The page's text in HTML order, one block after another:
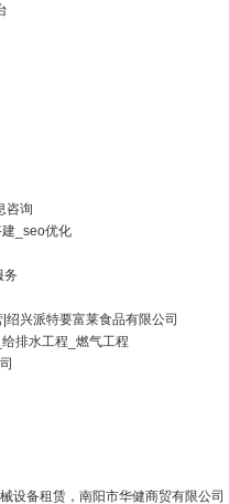
咨询
_seo优化
务
兴派特要富莱食品有限公司
排水工程_燃气工程
设备租赁，南阳市华健商贸有限公司